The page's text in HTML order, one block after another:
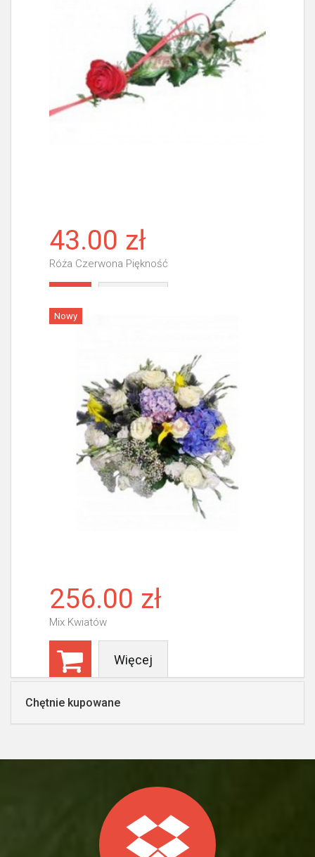
43.00 zł
Róża Czerwona Piękność
Nowy
256.00 zł
Mix Kwiatów
Więcej
Chętnie kupowane